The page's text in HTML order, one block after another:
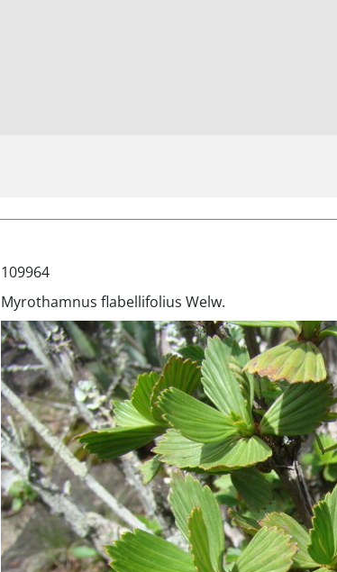
109964
Myrothamnus flabellifolius Welw.